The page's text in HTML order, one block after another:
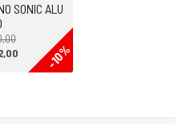
SONIC ALU
-10%